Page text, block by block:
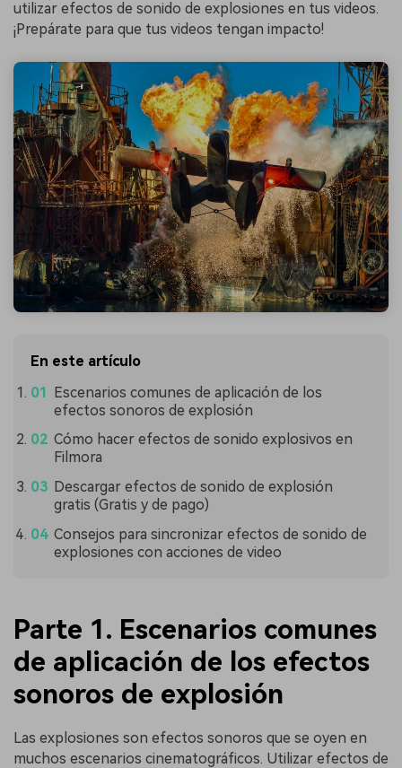
utilizar efectos de sonido de explosiones en tus videos.
¡Prepárate para que tus videos tengan impacto!
En este artículo
Escenarios comunes de aplicación de los
efectos sonoros de explosión
Cómo hacer efectos de sonido explosivos en
Filmora
Descargar efectos de sonido de explosión
gratis (Gratis y de pago)
Consejos para sincronizar efectos de sonido de
explosiones con acciones de video
Parte 1. Escenarios comunes
de aplicación de los efectos
sonoros de explosión
Las explosiones son efectos sonoros que se oyen en
muchos escenarios cinematográficos. Utilizar efectos de